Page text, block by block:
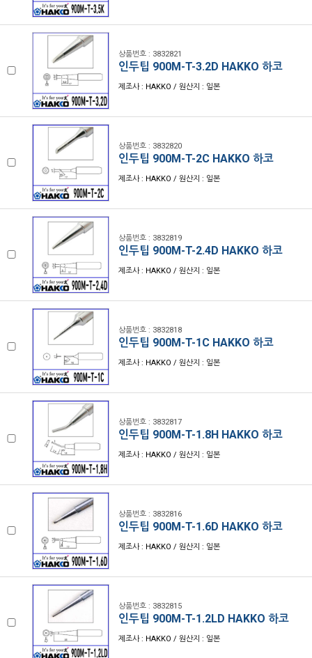
상품번호 : 3832821
인두팁 900M-T-3.2D HAKKO 하코
제조사 : HAKKO / 원산지 : 일본
상품번호 : 3832820
인두팁 900M-T-2C HAKKO 하코
제조사 : HAKKO / 원산지 : 일본
상품번호 : 3832819
인두팁 900M-T-2.4D HAKKO 하코
제조사 : HAKKO / 원산지 : 일본
상품번호 : 3832818
인두팁 900M-T-1C HAKKO 하코
제조사 : HAKKO / 원산지 : 일본
상품번호 : 3832817
인두팁 900M-T-1.8H HAKKO 하코
제조사 : HAKKO / 원산지 : 일본
상품번호 : 3832816
인두팁 900M-T-1.6D HAKKO 하코
제조사 : HAKKO / 원산지 : 일본
상품번호 : 3832815
인두팁 900M-T-1.2LD HAKKO 하코
제조사 : HAKKO / 원산지 : 일본